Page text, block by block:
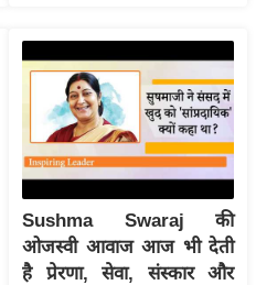
Sushma Swaraj की
ओजस्वी आवाज आज भी देती
है प्रेरणा, सेवा, संस्कार और